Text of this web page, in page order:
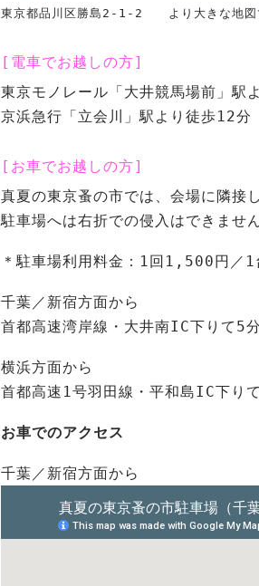
東京都品川区勝島2-1-2 より大きな地
[電車でお越しの方]
東京モノレール「大井競馬場前」駅
京浜急行「立会川」駅より徒歩12分
[お車でお越しの方]
真夏の東京蚤の市では、会場に隣接
駐車場へは右折での侵入はできませ
＊駐車場利用料金：1回1,500円／1
千葉／新宿方面から
首都高速湾岸線・大井南IC下りて5
横浜方面から
首都高速1号羽田線・平和島IC下り
お車でのアクセス
千葉／新宿方面から